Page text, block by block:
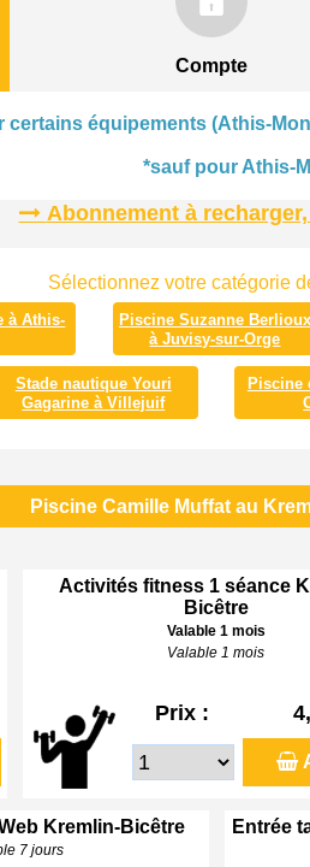
Compte
équipements (Athis-
*sauf pour Athis-
Abonnement à
Sélectionnez votre catégorie
à Athis-
Piscine Suzanne Berlioux
à Juvisy-sur-Orge
Stade nautique Youri
Gagarine à Villejuif
Piscine
Piscine Camille Muffat au
Activités fitness 1 séance
Bicêtre
Valable 1 mois
Valable 1 mois
Prix :
Kremlin-Bicêtre
7 jours
Entrée